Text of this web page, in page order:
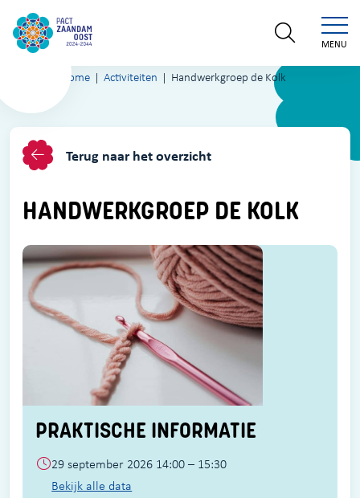
MENU
Home Activiteiten Handwerkgroep de Kolk
Terug naar het overzicht
HANDWERKGROEP DE KOLK
PRAKTISCHE INFORMATIE
29 september 2026 14:00 – 15:30
Bekijk alle data